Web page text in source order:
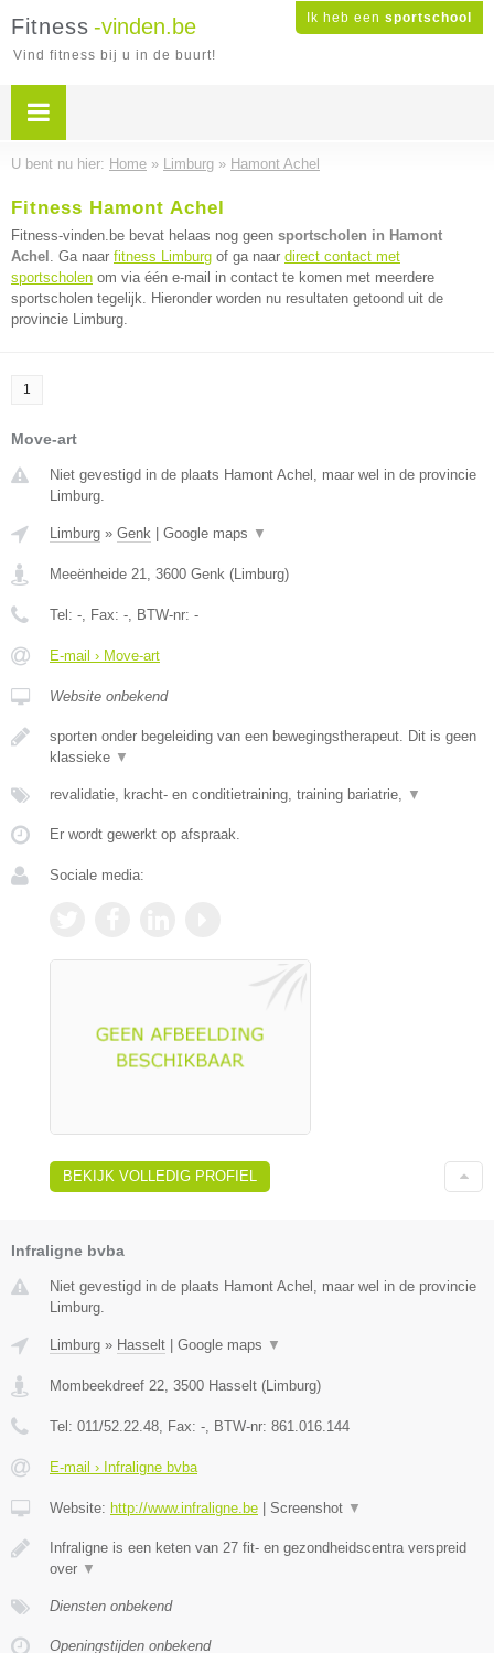
Ik heb een sportschool
Fitness -vinden.be
Vind fitness bij u in de buurt!
U bent nu hier: Home » Limburg » Hamont Achel
Fitness Hamont Achel
Fitness-vinden.be bevat helaas nog geen sportscholen in Hamont
Achel . Ga naar fitness Limburg of ga naar direct contact met
sportscholen om via één e-mail in contact te komen met meerdere
sportscholen tegelijk. Hieronder worden nu resultaten getoond uit de
provincie Limburg.
1
Move-art
Niet gevestigd in de plaats Hamont Achel, maar wel in de provincie
Limburg.
Limburg » Genk Google maps ▼
Meeënheide 21, 3600 Genk (Limburg)
Tel: -, Fax: -, BTW-nr: -
E-mail › Move-art
Website onbekend
sporten onder begeleiding van een bewegingstherapeut. Dit is geen
klassieke ▼
revalidatie, kracht- en conditietraining, training bariatrie, ▼
Er wordt gewerkt op afspraak.
Sociale media:
BEKIJK VOLLEDIG PROFIEL
Infraligne bvba
Niet gevestigd in de plaats Hamont Achel, maar wel in de provincie
Limburg.
Limburg » Hasselt | Google maps ▼
Mombeekdreef 22 3500 Hasselt (Limburg)
Tel: 011/52.22.48 , Fax: - , BTW-nr: 861.016.144
E-mail › Infraligne bvba
Website: http://www.infraligne.be | Screenshot ▼
Infraligne is een keten van 27 fit- en gezondheidscentra verspreid
over ▼
Diensten onbekend
Openingstijden onbekend